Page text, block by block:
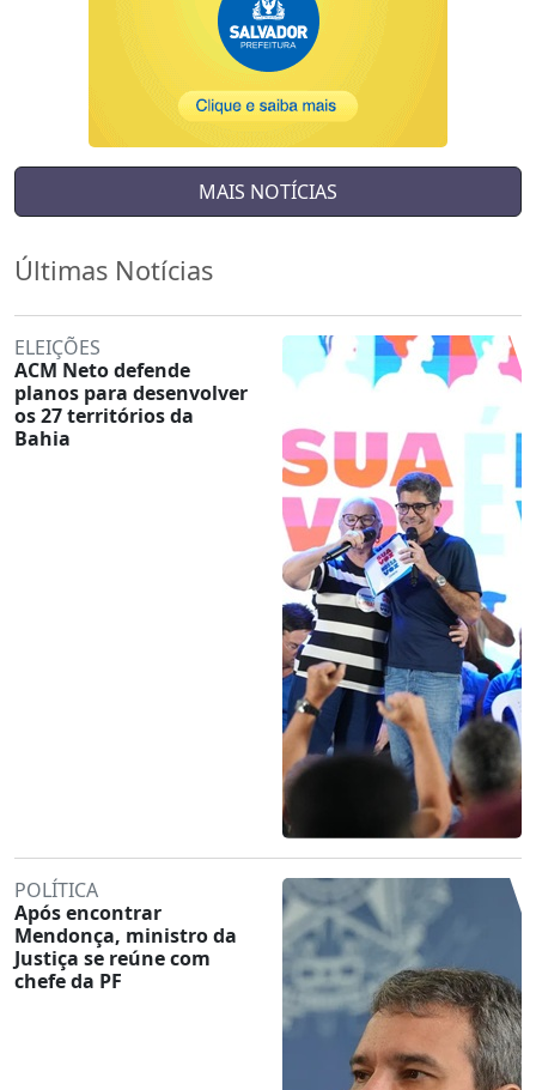
MAIS NOTÍCIAS
Últimas Notícias
ELEIÇÕES
ACM Neto defende
planos para desenvolver
os 27 territórios da
Bahia
POLÍTICA
Após encontrar
Mendonça, ministro da
Justiça se reúne com
chefe da PF